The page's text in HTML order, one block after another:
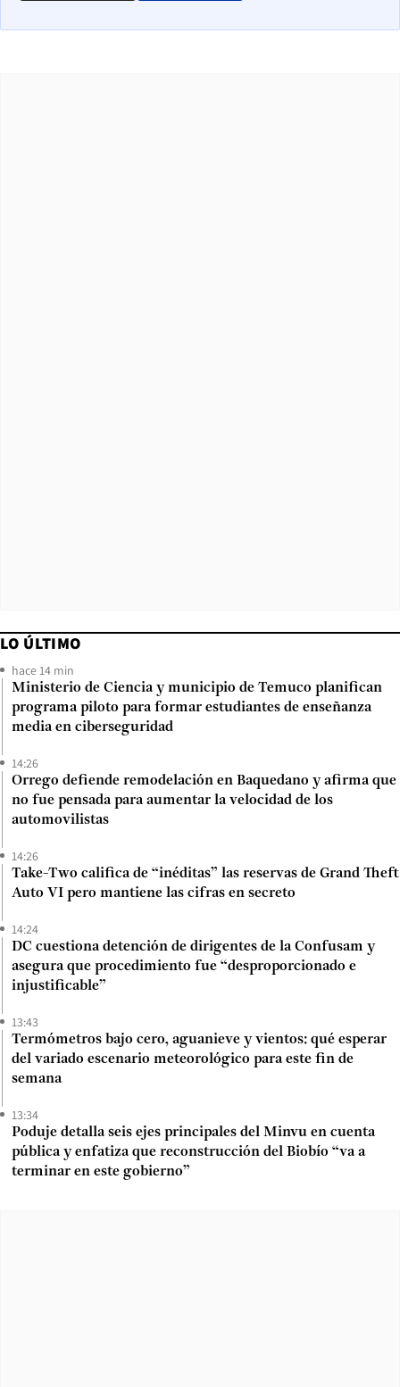
LO ÚLTIMO
hace 14 min
Ministerio de Ciencia y municipio de Temuco planifican
programa piloto para formar estudiantes de enseñanza
media en ciberseguridad
14:26
Orrego defiende remodelación en Baquedano y afirma que
no fue pensada para aumentar la velocidad de los
automovilistas
14:26
Take-Two califica de “inéditas” las reservas de Grand Theft
Auto VI pero mantiene las cifras en secreto
14:24
DC cuestiona detención de dirigentes de la Confusam y
asegura que procedimiento fue “desproporcionado e
injustificable”
13:43
Termómetros bajo cero, aguanieve y vientos: qué esperar
del variado escenario meteorológico para este fin de
semana
13:34
Poduje detalla seis ejes principales del Minvu en cuenta
pública y enfatiza que reconstrucción del Biobío “va a
terminar en este gobierno”